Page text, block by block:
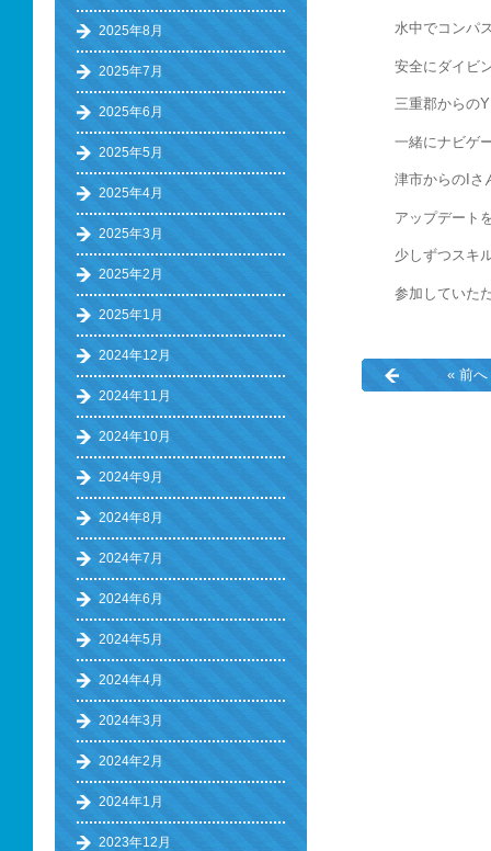
水中でコンパ
安全にダイビ
三重郡からの
一緒にナビゲ
津市からのIさ
アップデート
少しずつスキ
参加していた
« 前へ
2025年8月
2025年7月
2025年6月
2025年5月
2025年4月
2025年3月
2025年2月
2025年1月
2024年12月
2024年11月
2024年10月
2024年9月
2024年8月
2024年7月
2024年6月
2024年5月
2024年4月
2024年3月
2024年2月
2024年1月
2023年12月